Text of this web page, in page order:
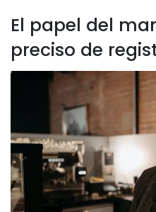
El papel del
preciso de